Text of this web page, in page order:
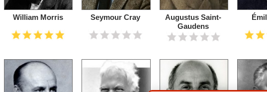
William Morris Seymour Cray
Augustus Saint-
Gaudens